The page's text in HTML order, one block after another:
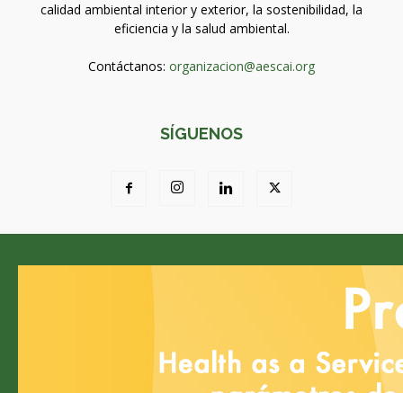
calidad ambiental interior y exterior, la sostenibilidad, la
eficiencia y la salud ambiental.
Contáctanos: organizacion@aescai.org
SÍGUENOS